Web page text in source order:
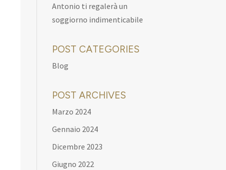
Antonio ti regalerà un
soggiorno indimenticabile
POST CATEGORIES
Blog
POST ARCHIVES
Marzo 2024
Gennaio 2024
Dicembre 2023
Giugno 2022